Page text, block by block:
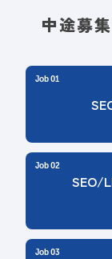
中途募
Job
Job
SEO/
Job